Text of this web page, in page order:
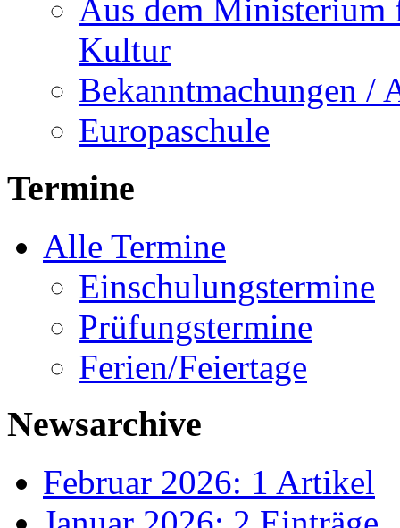
Aus dem Ministerium
Kultur
Bekanntmachungen /
Europaschule
Termine
Alle Termine
Einschulungstermine
Prüfungstermine
Ferien/Feiertage
Newsarchive
Februar 2026: 1 Artikel